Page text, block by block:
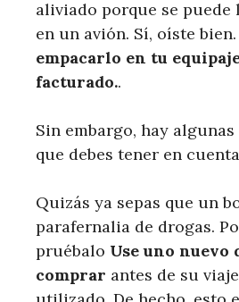
aliviado porque se puede
en un avión. Sí, oíste
empacarlo en tu
facturado..
Sin embargo, hay
que debes tener en
Quizás ya sepas que un
parafernalia de drogas.
pruébalo Use uno nuevo
comprar antes de su